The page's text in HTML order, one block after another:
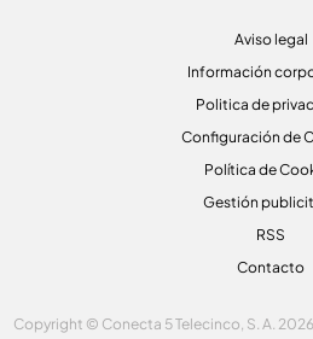
Aviso legal
Información
Politica de
Configuración de
Política de
Gestión
RSS
Contacto
Copyright © Conecta 5 Telecinco, S. A.